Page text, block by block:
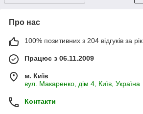
Про нас
100% позитивних з 204 відгуків за рік
Працює з 06.11.2009
м. Київ
вул. Макаренко, дім 4, Київ, Україна
Контакти